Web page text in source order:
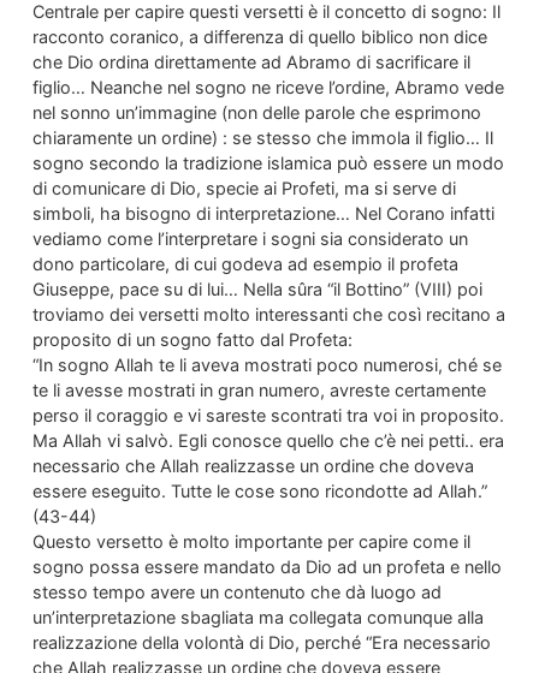
Centrale per capire questi versetti è il concetto di sogno: Il
racconto coranico, a differenza di quello biblico non dice
che Dio ordina direttamente ad Abramo di sacrificare il
figlio… Neanche nel sogno ne riceve l’ordine, Abramo vede
nel sonno un’immagine (non delle parole che esprimono
chiaramente un ordine) : se stesso che immola il figlio… Il
sogno secondo la tradizione islamica può essere un modo
di comunicare di Dio, specie ai Profeti, ma si serve di
simboli, ha bisogno di interpretazione… Nel Corano infatti
vediamo come l’interpretare i sogni sia considerato un
dono particolare, di cui godeva ad esempio il profeta
Giuseppe, pace su di lui… Nella sûra “il Bottino” (VIII) poi
troviamo dei versetti molto interessanti che così recitano a
proposito di un sogno fatto dal Profeta:
“In sogno Allah te li aveva mostrati poco numerosi, ché se
te li avesse mostrati in gran numero, avreste certamente
perso il coraggio e vi sareste scontrati tra voi in proposito.
Ma Allah vi salvò. Egli conosce quello che c’è nei petti.. era
necessario che Allah realizzasse un ordine che doveva
essere eseguito. Tutte le cose sono ricondotte ad Allah.”
(43-44)
Questo versetto è molto importante per capire come il
sogno possa essere mandato da Dio ad un profeta e nello
stesso tempo avere un contenuto che dà luogo ad
un’interpretazione sbagliata ma collegata comunque alla
realizzazione della volontà di Dio, perché “Era necessario
che Allah realizzasse un ordine che doveva essere